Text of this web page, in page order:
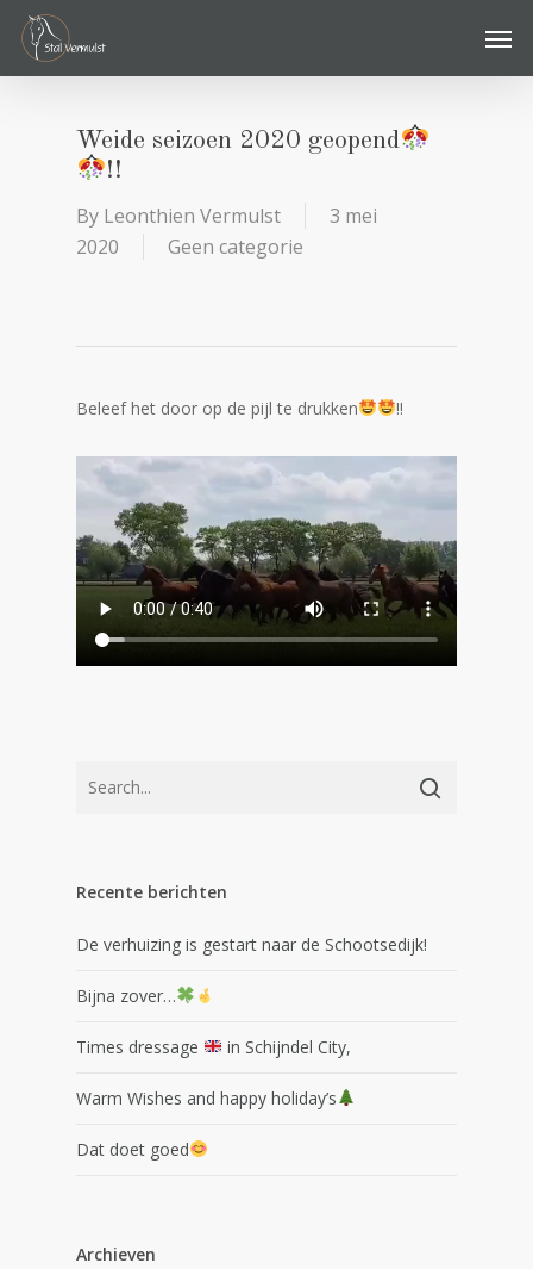
Skip
main
Weide seizoen 2020 geopend
!!
By Leonthien Vermulst
3 mei
2020
Geen categorie
Beleef het door op de pijl te drukken !!
Recente berichten
De verhuizing is gestart naar de Schootsedijk!
Bijna zover…
Times dressage in Schijndel City,
Warm Wishes and happy holiday’s
Dat doet goed
Archieven